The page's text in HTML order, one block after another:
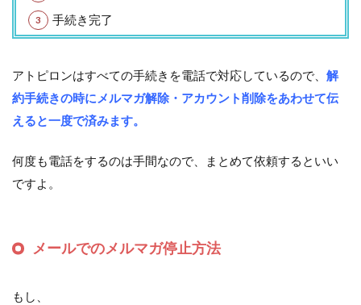
手続き完了
アトピロンはすべての手続きを電話で対応しているので、 解
約手続きの時にメルマガ解除・アカウント削除をあわせて伝
えると一度で済みます。
何度も電話をするのは手間なので、まとめて依頼するといい
ですよ。
メールでのメルマガ停止方法
もし、